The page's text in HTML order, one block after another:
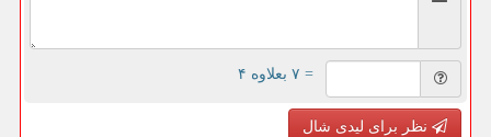
= ۷ بعلاوه ۴
نظر برای لیدی شال